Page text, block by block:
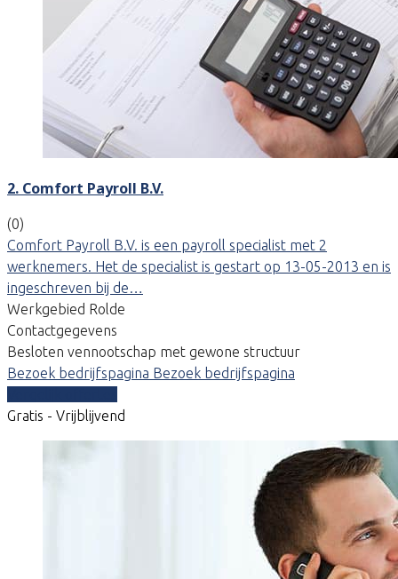
2. Comfort Payroll B.V.
(0)
Comfort Payroll B.V. is een payroll specialist met 2
werknemers. Het de specialist is gestart op 13-05-2013 en is
ingeschreven bij de…
Werkgebied Rolde
Contactgegevens
Besloten vennootschap met gewone structuur
Bezoek bedrijfspagina Bezoek bedrijfspagina
Gratis - Vrijblijvend